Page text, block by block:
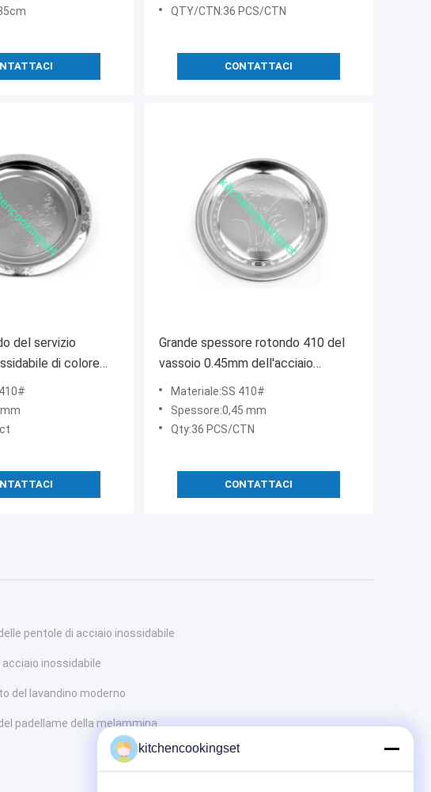
QTY/CTN:36 PCS/CTN
CONTATTACI
del servizio
di colore
delle bevande
di 50CM
Grande spessore rotondo 410 del
vassoio 0.45mm dell'acciaio
inossidabile # commestibile
duraturo
Materiale:SS 410#
Spessore:0,45 mm
Qty:36 PCS/CTN
CONTATTACI
pentole di acciaio inossidabile
inossidabile
del lavandino moderno
padellame della melammina
kitchencookingset